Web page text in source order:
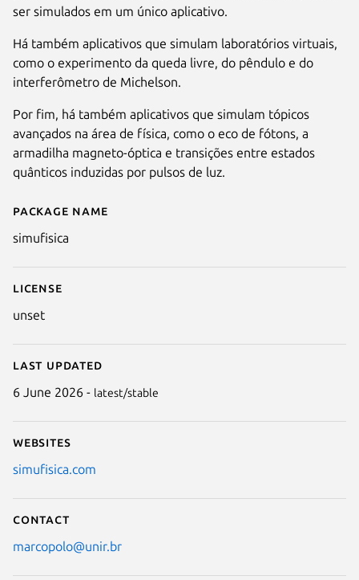
Details for SimuFísica
Package name
simufisica
License
unset
Last updated
6 June 2026 - latest/stable
Websites
simufisica.com
Contact
marcopolo@unir.br
ser simulados em um único aplicativo.
Há também aplicativos que simulam laboratórios virtuais,
como o experimento da queda livre, do pêndulo e do
interferômetro de Michelson.
Por fim, há também aplicativos que simulam tópicos
avançados na área de física, como o eco de fótons, a
armadilha magneto-óptica e transições entre estados
quânticos induzidas por pulsos de luz.